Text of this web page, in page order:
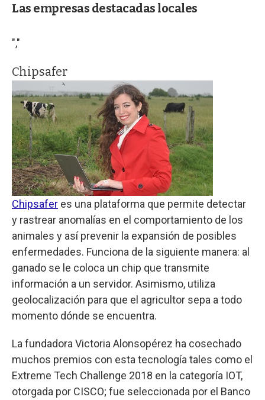
Las empresas destacadas locales
","
Chipsafer
Chipsafer es una plataforma que permite detectar
y rastrear anomalías en el comportamiento de los
animales y así prevenir la expansión de posibles
enfermedades. Funciona de la siguiente manera: al
ganado se le coloca un chip que transmite
información a un servidor. Asimismo, utiliza
geolocalización para que el agricultor sepa a todo
momento dónde se encuentra.
La fundadora Victoria Alonsopérez ha cosechado
muchos premios con esta tecnología tales como el
Extreme Tech Challenge 2018 en la categoría IOT,
otorgada por CISCO; fue seleccionada por el Banco